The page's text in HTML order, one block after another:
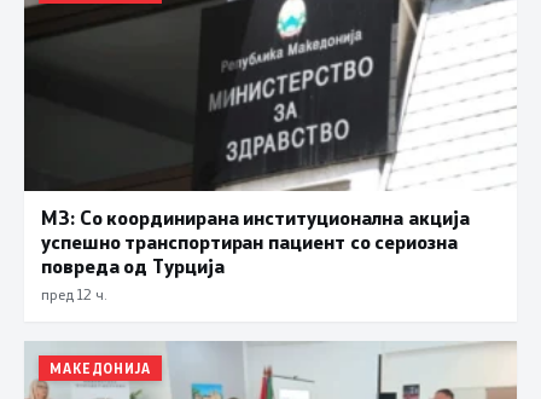
МЗ: Со координирана институционална акција
успешно транспортиран пациент со сериозна
повреда од Турција
пред 12 ч.
МАКЕДОНИЈА